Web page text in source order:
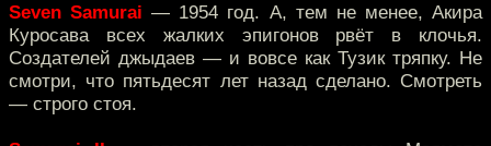
Seven Samurai — 1954 год. А, тем не менее, Акира
Куросава всех жалких эпигонов рвёт в клочья.
Создателей джыдаев — и вовсе как Тузик тряпку. Не
смотри, что пятьдесят лет назад сделано. Смотреть
— строго стоя.